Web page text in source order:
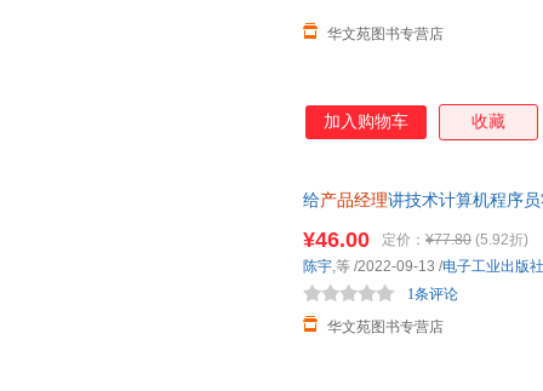
华文苑图书专营店
加入购物车 收藏
给产品经理讲技术计算机程序
¥46.00 定价： ¥77.80 (5.92折)
华文苑图书专营店
1条评论
陈宇,等 /2022-09-13 /电子工业出版社